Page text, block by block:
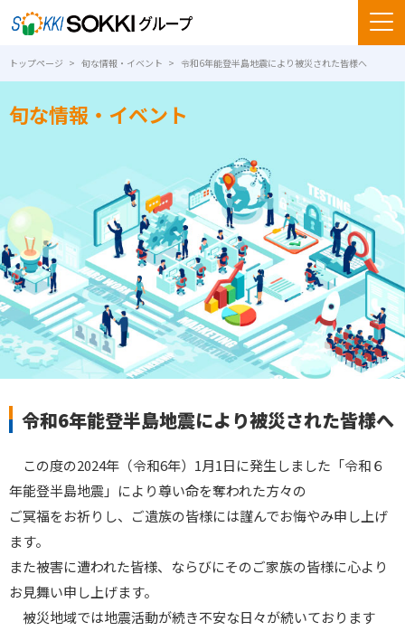
トップページ 旬な情報・イベント 令和6年能登半島地震により被災された皆様へ
旬な情報・イベント
令和6年能登半島地震により被災された皆様へ
この度の2024年（令和6年）1月1日に発生しました「令和６
年能登半島地震」により尊い命を奪われた方々の
ご冥福をお祈りし、ご遺族の皆様には謹んでお悔やみ申し上げ
ます。
また被害に遭われた皆様、ならびにそのご家族の皆様に心より
お見舞い申し上げます。
被災地域では地震活動が続き不安な日々が続いております